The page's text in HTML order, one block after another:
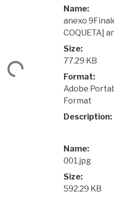
Name:
anexo
COQUETA]
Size:
77.29 KB
Format:
Adobe
Format
Description:
Name:
001.jpg
Size:
592.29 KB